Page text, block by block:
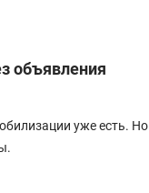
объявления
уже есть. Но